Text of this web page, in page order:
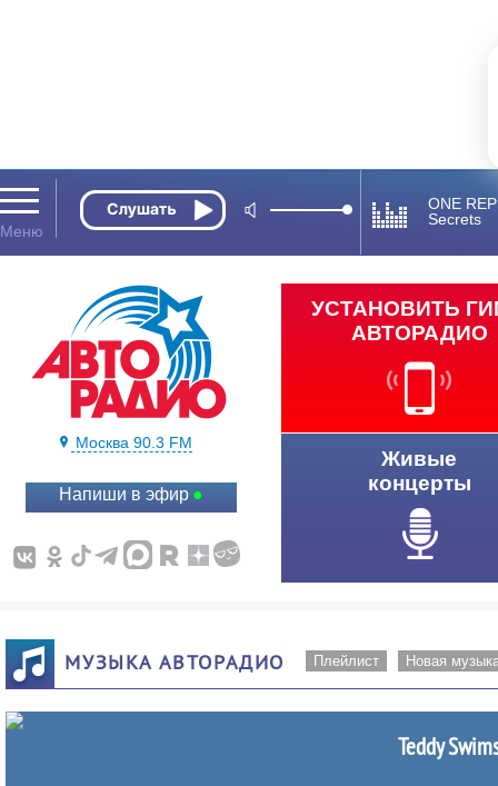
ONE
Secrets
Москва 90.3 FM
Напиши в эфир
УСТАНОВИТЬ
АВТОРАДИО
Живые
концерты
МУЗЫКА АВТОРАДИО Плейлист Новая
Teddy